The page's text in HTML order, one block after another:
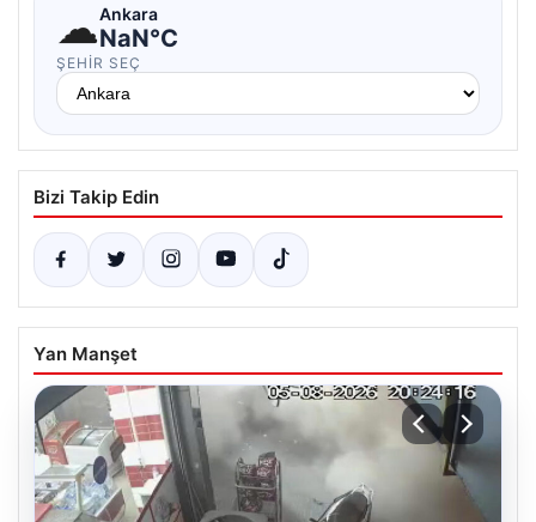
☁Ankara
NaN°C
ŞEHIR SEÇ
Bizi Takip Edin
Yan Manşet